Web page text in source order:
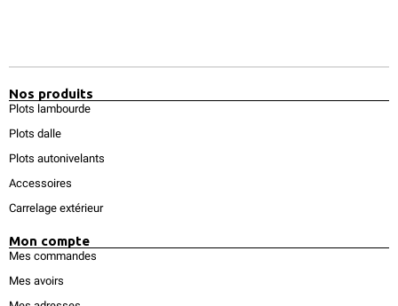
Nos produits
Plots lambourde
Plots dalle
Plots autonivelants
Accessoires
Carrelage extérieur
Mon compte
Mes commandes
Mes avoirs